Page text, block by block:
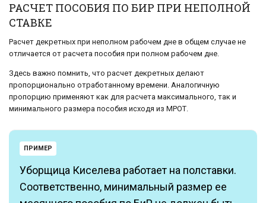
РАСЧЕТ ПОСОБИЯ ПО БИР ПРИ НЕПОЛНОЙ
СТАВКЕ
Расчет декретных при неполном рабочем дне в общем случае не
отличается от расчета пособия при полном рабочем дне.
Здесь важно помнить, что расчет декретных делают
пропорционально отработанному времени. Аналогичную
пропорцию применяют как для расчета максимального, так и
минимального размера пособия исходя из МРОТ.
ПРИМЕР
Уборщица Киселева работает на полставки.
Соответственно, минимальный размер ее